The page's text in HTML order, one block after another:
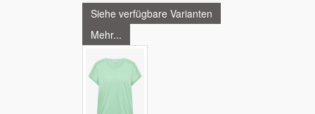
Siehe verfügbare Varianten
Mehr...